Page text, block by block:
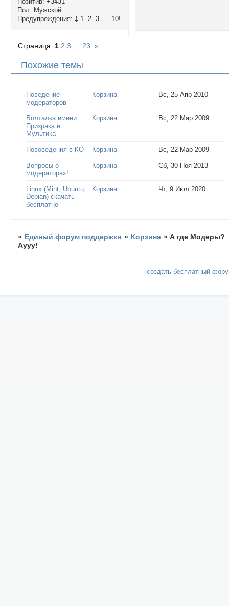
Пол: Мужской
Предупреждения: ‡ 1. 2. 3. ... 10!
Страница: 1 2 3 23 »
Похожие темы
Поведение
модераторов
Корзина Вс, 25 Апр 2010
Болталка имени
Призрака и
Мультика
Корзина Вс, 22 Мар 2009
Нововедения в КО Корзина Вс, 22 Мар 2009
Вопросы о
модераторах!
Корзина Сб, 30 Ноя 2013
Linux (Mint, Ubuntu,
Debian) скачать
бесплатно
Корзина Чт, 9 Июл 2020
» Единый форум поддержки » Корзина »А где Модеры?
Аууу!
создать бесплатный